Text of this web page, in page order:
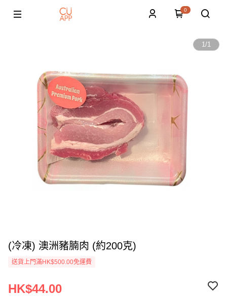
0
1/1
(冷凍) 澳洲豬腩肉 (約200克)
送貨上門滿HK$500.00免運費
HK$44.00